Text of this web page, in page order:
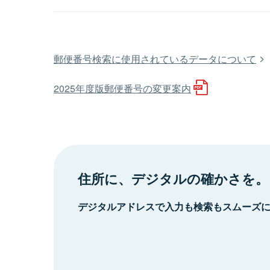
郵便番号検索に使用されているデータについて
2025年度版郵便番号の変更案内
住所に、デジタルの確かさを。
デジタルアドレスで入力も検索もスムーズ